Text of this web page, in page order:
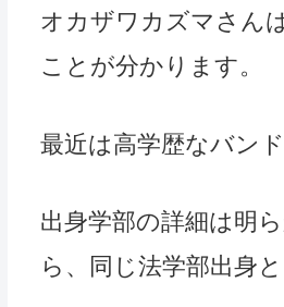
オカザワカズマさん
ことが分かります。
最近は高学歴なバン
出身学部の詳細は明
ら、同じ法学部出身